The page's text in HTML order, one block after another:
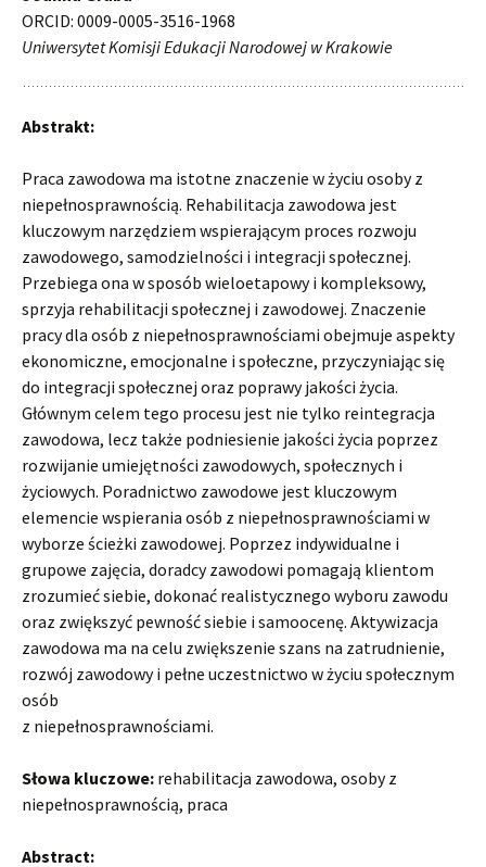
ORCID: 0009-0005-3516-1968
Uniwersytet Komisji Edukacji Narodowej w Krakowie
Abstrakt:
Praca zawodowa ma istotne znaczenie w życiu osoby z
niepełnosprawnością. Rehabilitacja zawodowa jest
kluczowym narzędziem wspierającym proces rozwoju
zawodowego, samodzielności i integracji społecznej.
Przebiega ona w sposób wieloetapowy i kompleksowy,
sprzyja rehabilitacji społecznej i zawodowej. Znaczenie
pracy dla osób z niepełnosprawnościami obejmuje aspekty
ekonomiczne, emocjonalne i społeczne, przyczyniając się
do integracji społecznej oraz poprawy jakości życia.
Głównym celem tego procesu jest nie tylko reintegracja
zawodowa, lecz także podniesienie jakości życia poprzez
rozwijanie umiejętności zawodowych, społecznych i
życiowych. Poradnictwo zawodowe jest kluczowym
elemencie wspierania osób z niepełnosprawnościami w
wyborze ścieżki zawodowej. Poprzez indywidualne i
grupowe zajęcia, doradcy zawodowi pomagają klientom
zrozumieć siebie, dokonać realistycznego wyboru zawodu
oraz zwiększyć pewność siebie i samoocenę. Aktywizacja
zawodowa ma na celu zwiększenie szans na zatrudnienie,
rozwój zawodowy i pełne uczestnictwo w życiu społecznym
osób
z niepełnosprawnościami.
Słowa kluczowe: rehabilitacja zawodowa, osoby z
niepełnosprawnością, praca
Abstract: